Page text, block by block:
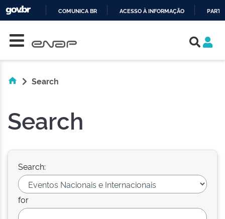
COMUNICA BR ACESSO À INFORMAÇÃO
Search
Search
Search:
for